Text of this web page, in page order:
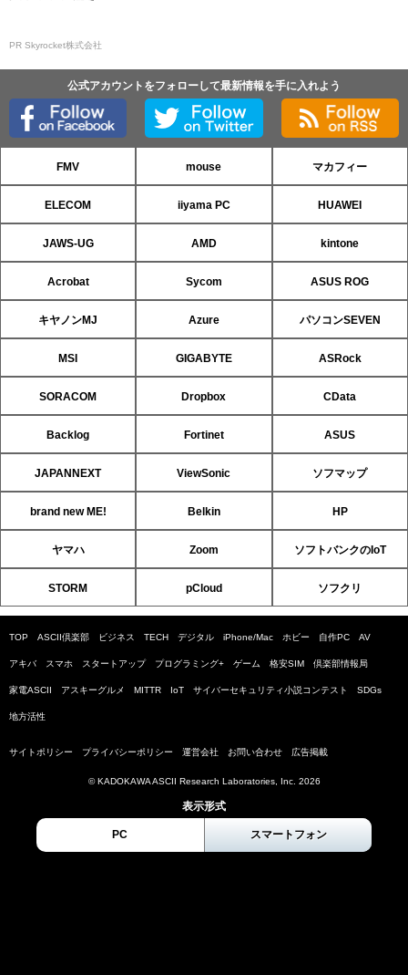
PR Skyrocket株式会社
公式アカウントをフォローして最新情報を手に入れよう
FMV mouse マカフィー
ELECOM iiyama PC HUAWEI
JAWS-UG AMD kintone
Acrobat Sycom ASUS ROG
キヤノンMJ Azure パソコンSEVEN
MSI GIGABYTE ASRock
SORACOM Dropbox CData
Backlog Fortinet ASUS
JAPANNEXT ViewSonic ソフマップ
brand new ME! Belkin HP
ヤマハ Zoom ソフトバンクのIoT
STORM pCloud ソフクリ
TOP ASCII倶楽部 ビジネス TECH デジタル iPhone/Mac ホビー 自作PC AV
アキバ スマホ スタートアップ プログラミング+ ゲーム 格安SIM 倶楽部情報局
家電ASCII アスキーグルメ MITTR IoT サイバーセキュリティ小説コンテスト SDGs
地方活性
サイトポリシー プライバシーポリシー 運営会社 お問い合わせ 広告掲載
© KADOKAWA ASCII Research Laboratories, Inc. 2026
表示形式
PC スマートフォン